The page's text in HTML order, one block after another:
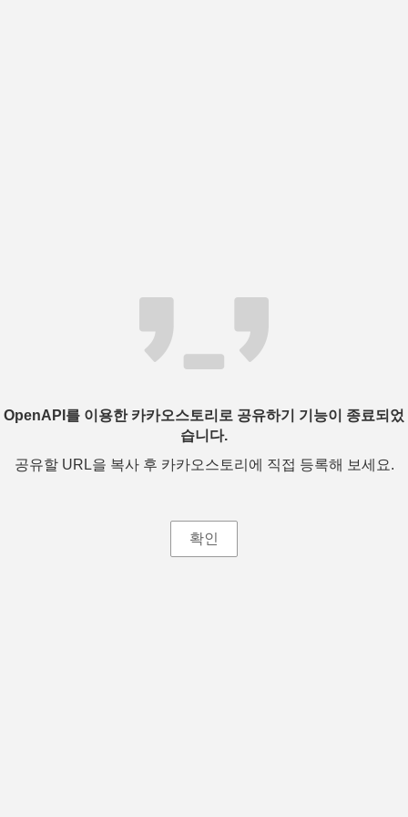
OpenAPI를 이용한 카카오스토리로 공유하기 기능이 종료되었
습니다.
공유할 URL을 복사 후 카카오스토리에 직접 등록해 보세요.
확인